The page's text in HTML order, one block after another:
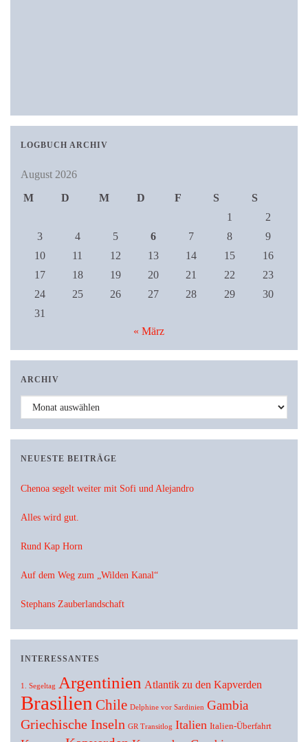
LOGBUCH ARCHIV
August 2026
M
D M D F S
S
1
2
3
4 5 6 7 8
9
10
11 12 13 14 15
16
17
18 19 20 21 22
23
24
25 26 27 28 29
30
31
« März
ARCHIV
Archiv
NEUESTE BEITRÄGE
Chenoa segelt weiter mit Sofi und Alejandro
Alles wird gut.
Rund Kap Horn
Auf dem Weg zum „Wilden Kanal“
Stephans Zauberlandschaft
INTERESSANTES
1. Segeltag Argentinien Atlantik zu den Kapverden
Brasilien Chile Delphine vor Sardinien Gambia
Griechische Inseln GR Transitlog Italien Italien-Überfahrt